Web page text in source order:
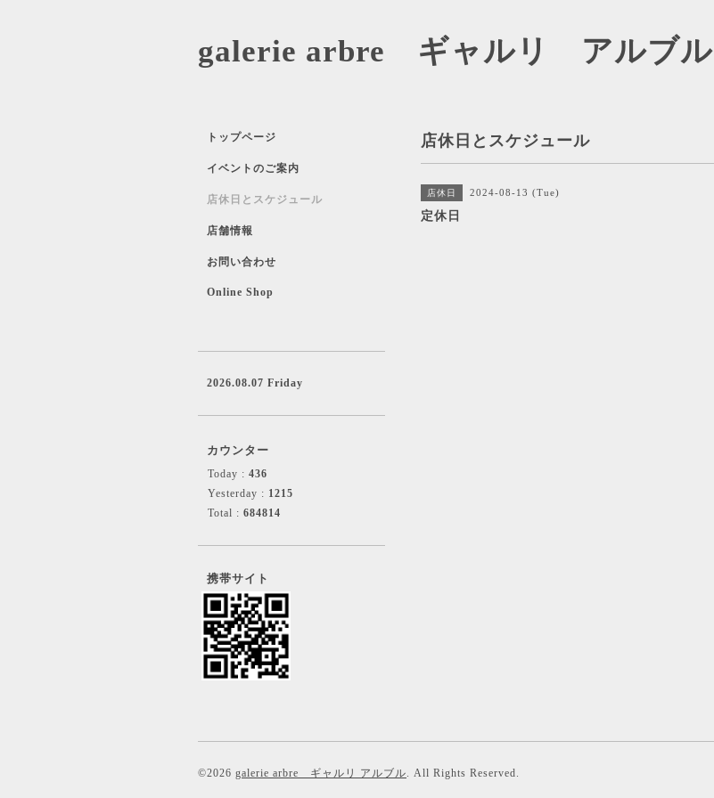
galerie arbre ギャルリ アルブル
店休日とスケジュール
店休日 2024-08-13 (Tue)
定休日
トップページ
イベントのご案内
店休日とスケジュール
店舗情報
お問い合わせ
Online Shop
2026.08.07 Friday
カウンター
Today : 436
Yesterday : 1215
Total : 684814
携帯サイト
©2026 galerie arbre ギャルリ アルブル. All Rights Reserved.